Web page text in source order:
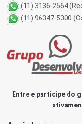
(11) 3136-2564
(11) 96347-5300
Entre e participe do